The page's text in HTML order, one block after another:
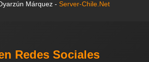
Márquez - Server-Chile.Net
Redes Sociales